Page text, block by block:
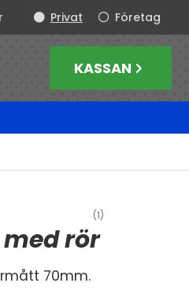
Företag
Privat
KASSAN
(1)
rör
70mm.